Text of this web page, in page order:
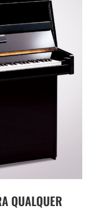
QUALQUER